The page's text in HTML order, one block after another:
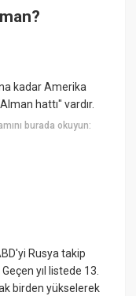
kadar Amerika
hattı" vardır.
burada okuyun:
Rusya takip
yıl listede 13.
birden yükselerek